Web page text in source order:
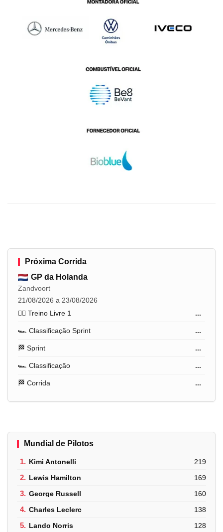
Próxima Corrida
GP da Holanda
Zandvoort
21/08/2026 a 23/08/2026
🏋️‍♂️ Treino Livre 1
...
🏎️ Classificação Sprint ...
🏁 Sprint ...
🏎️ Classificação ...
🏁 Corrida ...
Mundial de Pilotos
1. Kimi Antonelli 219
2. Lewis Hamilton 169
3. George Russell 160
4. Charles Leclerc 138
5. Lando Norris 128